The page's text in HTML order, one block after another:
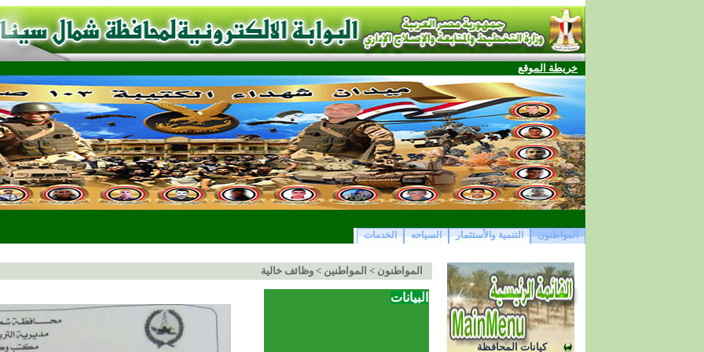
خريطة الموقع
المواطنون التنمية والأستثمار السياحه الخدمات
كيانات المحافظة
المواطنون > المواطنين > وظائف خالية
البيانات